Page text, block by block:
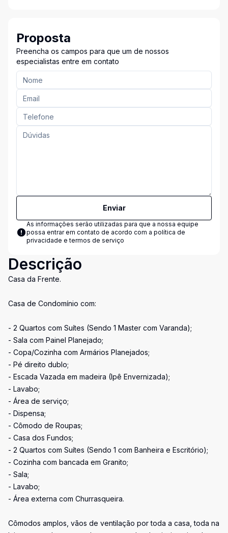
Proposta
Preencha os campos para que um de nossos
especialistas entre em contato
Enviar
As informações serão utilizadas para que a nossa equipe
possa entrar em contato de acordo com a política de
privacidade e termos de serviço
Descrição
Casa da Frente.
Casa de Condomínio com:
- 2 Quartos com Suítes (Sendo 1 Master com Varanda);
- Sala com Painel Planejado;
- Copa/Cozinha com Armários Planejados;
- Pé direito dublo;
- Escada Vazada em madeira (Ipê Envernizada);
- Lavabo;
- Área de serviço;
- Dispensa;
- Cômodo de Roupas;
- Casa dos Fundos;
- 2 Quartos com Suítes (Sendo 1 com Banheira e Escritório);
- Cozinha com bancada em Granito;
- Sala;
- Lavabo;
- Área externa com Churrasqueira.
Cômodos amplos, vãos de ventilação por toda a casa, toda na